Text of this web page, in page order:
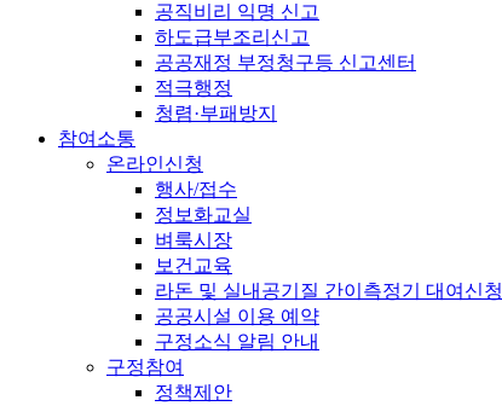
공직비리 익명 신고
하도급부조리신고
공공재정 부정청구등 신고센터
적극행정
청렴·부패방지
참여소통
온라인신청
행사/접수
정보화교실
벼룩시장
보건교육
라돈 및 실내공기질 간이측정기 대여신청
공공시설 이용 예약
구정소식 알림 안내
구정참여
정책제안